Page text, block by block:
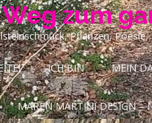
zum
Pflanzen,
ICH BIN MEIN
MAREN MARTINI DESIGN –